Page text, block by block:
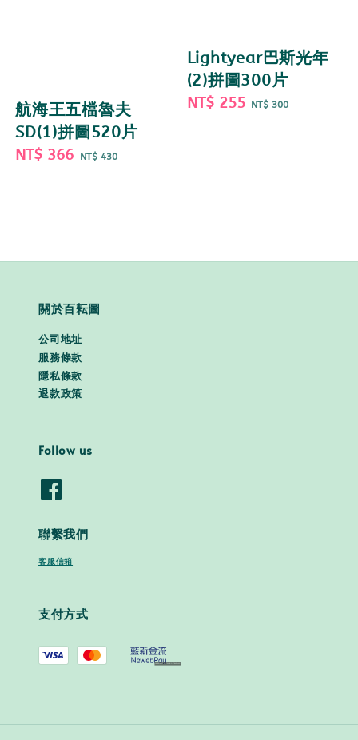
航海王五檔魯夫
SD(1)拼圖520片
Sale
NT$ 366 Regular
NT$ 430
Lightyear巴斯光年
(2)拼圖300片
Sale
NT$ 255 Regular
NT$ 300
關於百耘圖
公司地址
服務條款
隱私條款
退款政策
Follow us
聯繫我們
客服信箱
支付方式